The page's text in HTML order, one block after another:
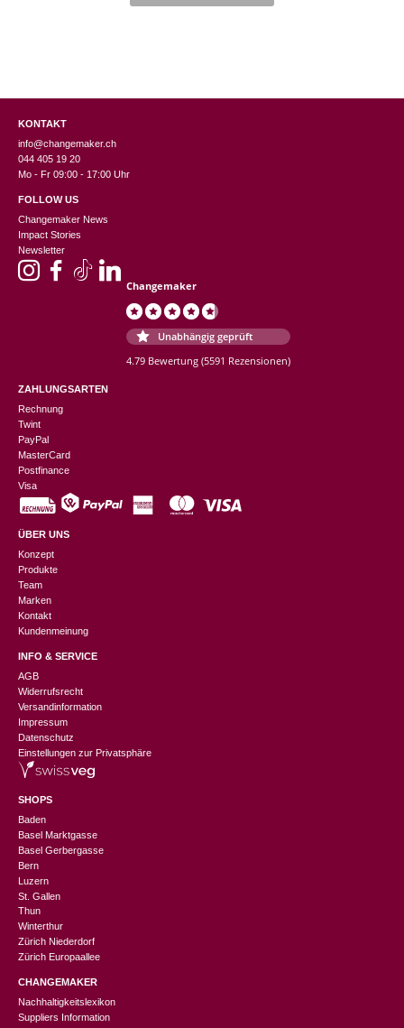
KONTAKT
info@changemaker.ch
044 405 19 20
Mo - Fr 09:00 - 17:00 Uhr
FOLLOW US
Changemaker News
Impact Stories
Newsletter
Changemaker
Unabhängig geprüft
4.79 Bewertung (5591 Rezensionen)
ZAHLUNGSARTEN
Rechnung
Twint
PayPal
MasterCard
Postfinance
Visa
ÜBER UNS
Konzept
Produkte
Team
Marken
Kontakt
Kundenmeinung
INFO & SERVICE
AGB
Widerrufsrecht
Versandinformation
Impressum
Datenschutz
Einstellungen zur Privatsphäre
SHOPS
Baden
Basel Marktgasse
Basel Gerbergasse
Bern
Luzern
St. Gallen
Thun
Winterthur
Zürich Niederdorf
Zürich Europaallee
CHANGEMAKER
Nachhaltigkeitslexikon
Suppliers Information